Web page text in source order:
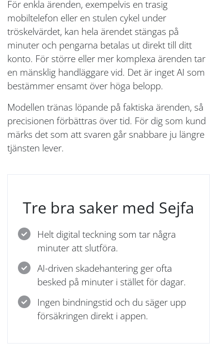
För enkla ärenden, exempelvis en trasig
mobiltelefon eller en stulen cykel under
tröskelvärdet, kan hela ärendet stängas på
minuter och pengarna betalas ut direkt till ditt
konto. För större eller mer komplexa ärenden tar
en mänsklig handläggare vid. Det är inget AI som
bestämmer ensamt över höga belopp.
Modellen tränas löpande på faktiska ärenden, så
precisionen förbättras över tid. För dig som kund
märks det som att svaren går snabbare ju längre
tjänsten lever.
Tre bra saker med Sejfa
Helt digital teckning som tar några
minuter att slutföra.
AI-driven skadehantering ger ofta
besked på minuter i stället för dagar.
Ingen bindningstid och du säger upp
försäkringen direkt i appen.